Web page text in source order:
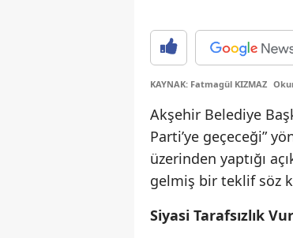
KAYNAK: Fatmagül KIZMAZ
Akşehir Belediye
Parti’ye geçeceği”
üzerinden yaptığı
gelmiş bir teklif söz
Siyasi Tarafsızlık